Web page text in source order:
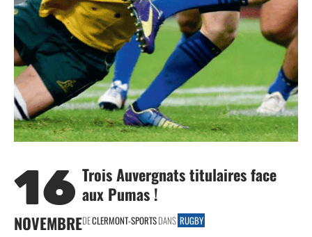
16
NOVEMBRE
Trois Auvergnats titulaires face
aux Pumas !
DECLERMONT-SPORTSDANS RUGBY